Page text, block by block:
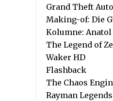
Grand Theft
Making-of: Die
Kolumne:
The Legend of
Waker HD
Flashback
The Chaos
Rayman Legends